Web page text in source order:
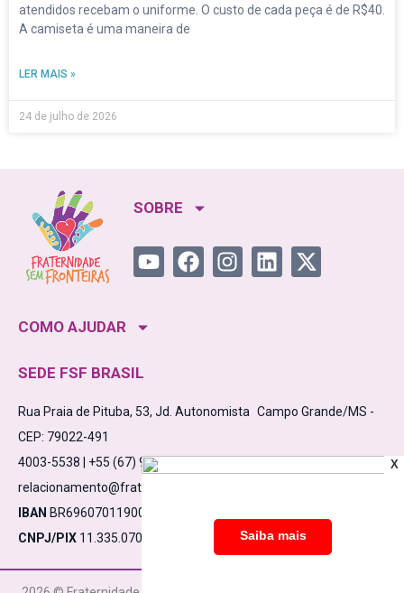
atendidos recebam o uniforme. O custo de cada peça é de R$40.
A camiseta é uma maneira de
LER MAIS »
24 de julho de 2026
SOBRE
COMO AJUDAR
SEDE FSF BRASIL
Rua Praia de Pituba, 53, Jd. Autonomista Campo Grande/MS -
CEP: 79022-491
4003-5538 | +55 (67) 98475-5638
relacionamento@fraternidadesemfronteiras.org.br
IBAN BR6960701190000910000532861C1
CNPJ/PIX 11.335.070/0001-17
X